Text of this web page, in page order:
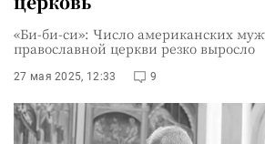
«Би-би-си»: Число американских
православной церкви резко выросло
27 мая 2025, 12:33 9